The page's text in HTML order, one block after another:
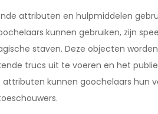
attributen en hulpmiddelen
kunnen gebruiken, zijn
staven. Deze objecten
trucs uit te voeren en het
kunnen goochelaars hun